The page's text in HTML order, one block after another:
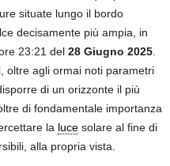
situate lungo il bordo
decisamente più ampia, in
23:21 del 28 Giugno 2025.
oltre agli ormai noti parametri
di un orizzonte il più
di fondamentale importanza
la luce solare al fine di
alla propria vista.